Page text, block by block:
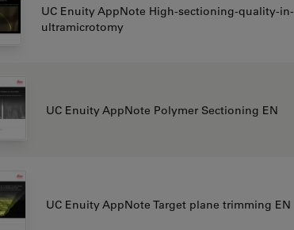
UC Enuity AppNote High-sectioning-quality-in-
ultramicrotomy
UC Enuity AppNote Polymer Sectioning EN
UC Enuity AppNote Target plane trimming EN